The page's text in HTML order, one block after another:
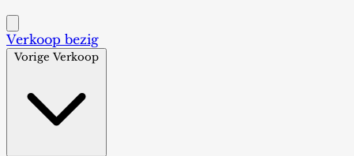
Verkoop bezig
Vorige Verkoop